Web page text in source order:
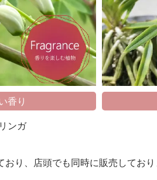
香り
ンガ
り、店頭でも同時に販売してお